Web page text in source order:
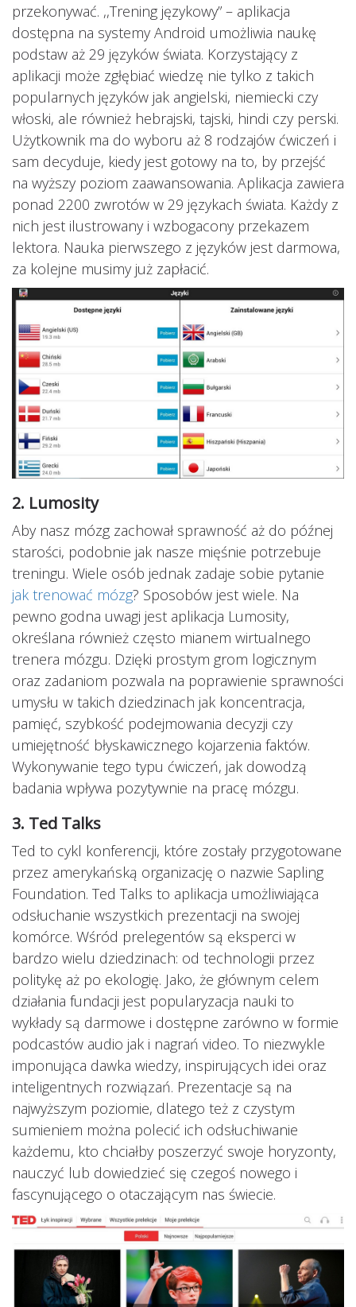
przekonywać. ,,Trening językowy” – aplikacja
dostępna na systemy Android umożliwia naukę
podstaw aż 29 języków świata. Korzystający z
aplikacji może zgłębiać wiedzę nie tylko z takich
popularnych języków jak angielski, niemiecki czy
włoski, ale również hebrajski, tajski, hindi czy perski.
Użytkownik ma do wyboru aż 8 rodzajów ćwiczeń i
sam decyduje, kiedy jest gotowy na to, by przejść
na wyższy poziom zaawansowania. Aplikacja zawiera
ponad 2200 zwrotów w 29 językach świata. Każdy z
nich jest ilustrowany i wzbogacony przekazem
lektora. Nauka pierwszego z języków jest darmowa,
za kolejne musimy już zapłacić.
2. Lumosity
Aby nasz mózg zachował sprawność aż do późnej
starości, podobnie jak nasze mięśnie potrzebuje
treningu. Wiele osób jednak zadaje sobie pytanie
jak trenować mózg? Sposobów jest wiele. Na
pewno godna uwagi jest aplikacja Lumosity,
określana również często mianem wirtualnego
trenera mózgu. Dzięki prostym grom logicznym
oraz zadaniom pozwala na poprawienie sprawności
umysłu w takich dziedzinach jak koncentracja,
pamięć, szybkość podejmowania decyzji czy
umiejętność błyskawicznego kojarzenia faktów.
Wykonywanie tego typu ćwiczeń, jak dowodzą
badania wpływa pozytywnie na pracę mózgu.
3. Ted Talks
Ted to cykl konferencji, które zostały przygotowane
przez amerykańską organizację o nazwie Sapling
Foundation. Ted Talks to aplikacja umożliwiająca
odsłuchanie wszystkich prezentacji na swojej
komórce. Wśród prelegentów są eksperci w
bardzo wielu dziedzinach: od technologii przez
politykę aż po ekologię. Jako, że głównym celem
działania fundacji jest popularyzacja nauki to
wykłady są darmowe i dostępne zarówno w formie
podcastów audio jak i nagrań video. To niezwykle
imponująca dawka wiedzy, inspirujących idei oraz
inteligentnych rozwiązań. Prezentacje są na
najwyższym poziomie, dlatego też z czystym
sumieniem można polecić ich odsłuchiwanie
każdemu, kto chciałby poszerzyć swoje horyzonty,
nauczyć lub dowiedzieć się czegoś nowego i
fascynującego o otaczającym nas świecie.